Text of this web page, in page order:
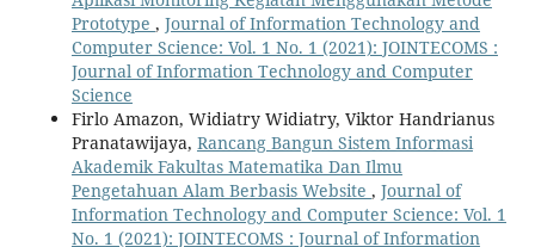
Prototype , Journal of Information Technology and
Computer Science: Vol. 1 No. 1 (2021): JOINTECOMS :
Journal of Information Technology and Computer
Science
Firlo Amazon, Widiatry Widiatry, Viktor Handrianus
Pranatawijaya, Rancang Bangun Sistem Informasi
Akademik Fakultas Matematika Dan Ilmu
Pengetahuan Alam Berbasis Website , Journal of
Information Technology and Computer Science: Vol. 1
No. 1 (2021): JOINTECOMS : Journal of Information